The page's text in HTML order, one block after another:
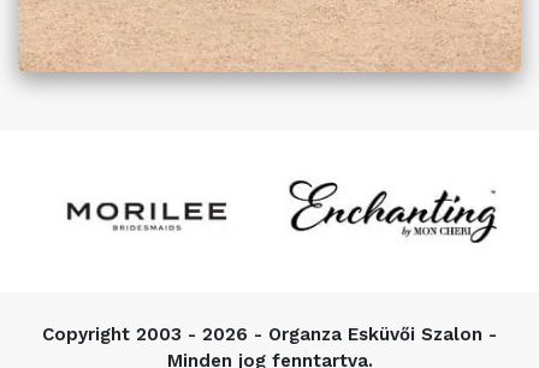
Copyright 2003 - 2026 - Organza Esküvői Szalon -
Minden jog fenntartva.